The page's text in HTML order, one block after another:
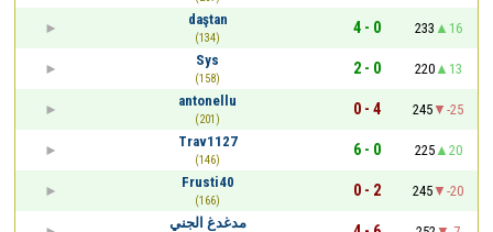
daştan
(134)
4 - 0 233
16
Sys
(158)
2 - 0 220
13
antonellu
(201)
0 - 4 245
-25
Trav1127
(146)
6 - 0 225
20
Frusti40
(166)
0 - 2 245
-20
مدغدغ الجني